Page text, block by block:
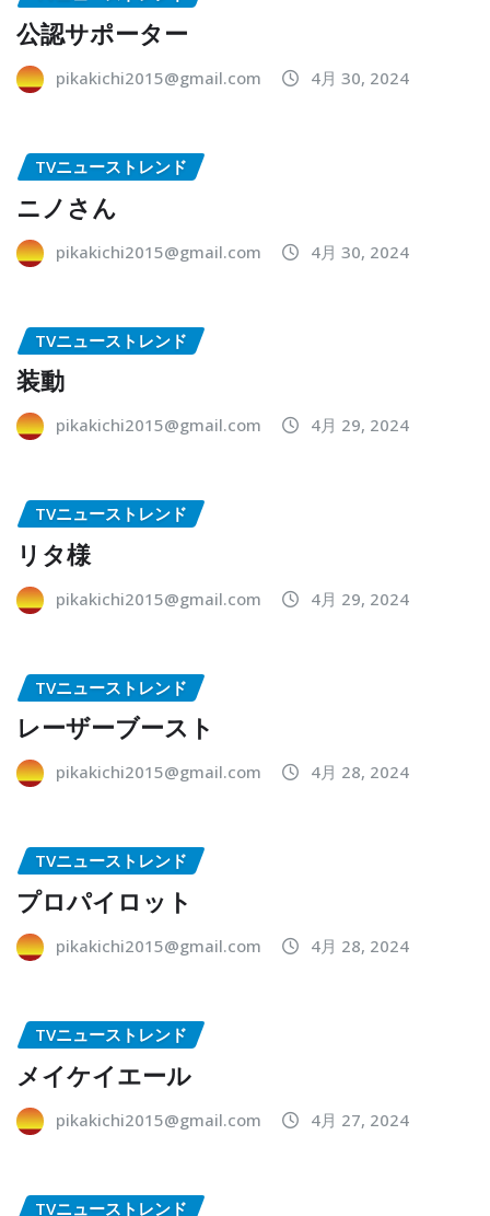
公認サポーター
pikakichi2015@gmail.com 4月 30, 2024
TVニューストレンド
ニノさん
pikakichi2015@gmail.com 4月 30, 2024
TVニューストレンド
装動
pikakichi2015@gmail.com 4月 29, 2024
TVニューストレンド
リタ様
pikakichi2015@gmail.com 4月 29, 2024
TVニューストレンド
レーザーブースト
pikakichi2015@gmail.com 4月 28, 2024
TVニューストレンド
プロパイロット
pikakichi2015@gmail.com 4月 28, 2024
TVニューストレンド
メイケイエール
pikakichi2015@gmail.com 4月 27, 2024
TVニューストレンド